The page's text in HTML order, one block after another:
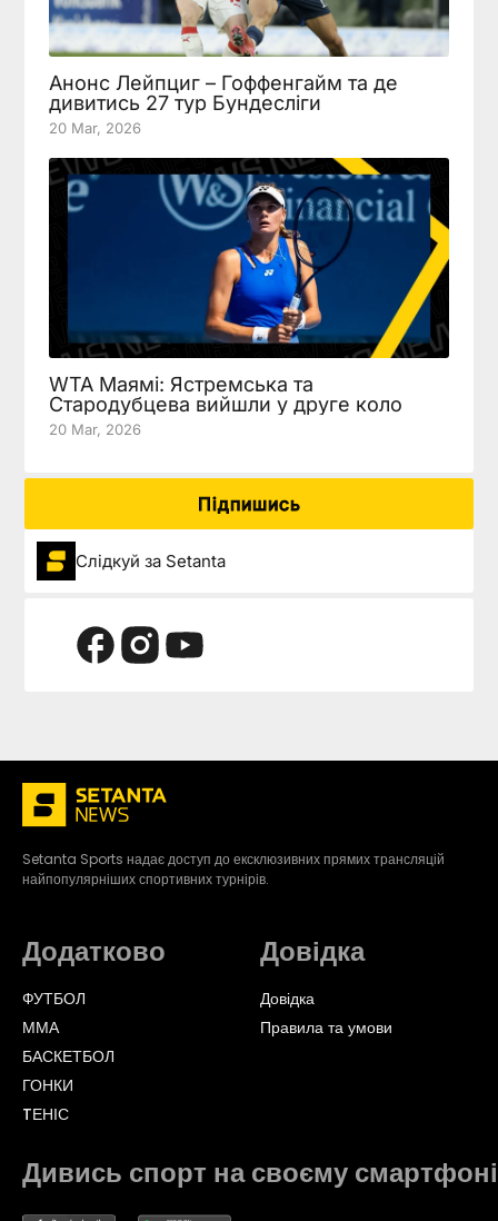
Анонс Лейпциг – Гоффенгайм та де
дивитись 27 тур Бундесліги
20 Mar, 2026
WTA Маямі: Ястремська та
Стародубцева вийшли у друге коло
20 Mar, 2026
Підпишись
Слідкуй за Setanta
Setanta Sports надає доступ до ексклюзивних прямих трансляцій
найпопулярніших спортивних турнірів.
Додатково
ФУТБОЛ
ММА
БАСКЕТБОЛ
ГОНКИ
TЕНІС
Довідка
Довідка
Правила та умови
Дивись спорт на своєму смартфоні